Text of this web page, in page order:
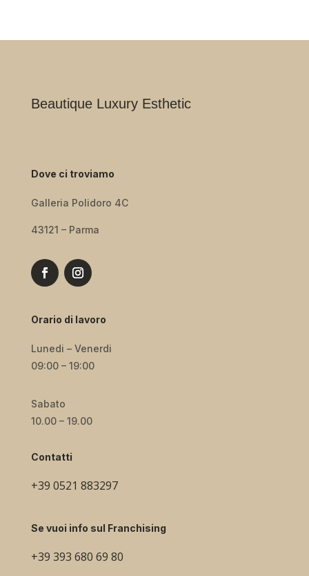
Beautique Luxury Esthetic
Dove ci troviamo
Galleria Polidoro 4C
43121 – Parma
Orario di lavoro
Lunedi – Venerdi
09:00 – 19:00
Sabato
10.00 – 19.00
Contatti
+39 0521 883297
Se vuoi info sul Franchising
+39 393 680 69 80